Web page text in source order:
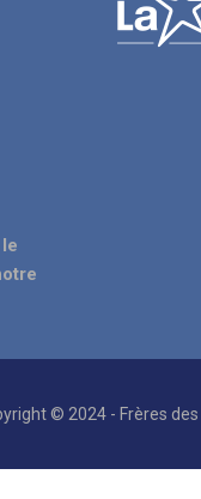
© 2024 - Frères